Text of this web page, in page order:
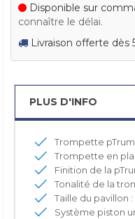
Disponible sur
connaître le délai.
Livraison offerte dès
PLUS D'INFO
Trompette
Trompette en
Finition de la
Tonalité de la
Taille du pavillon
Système piston